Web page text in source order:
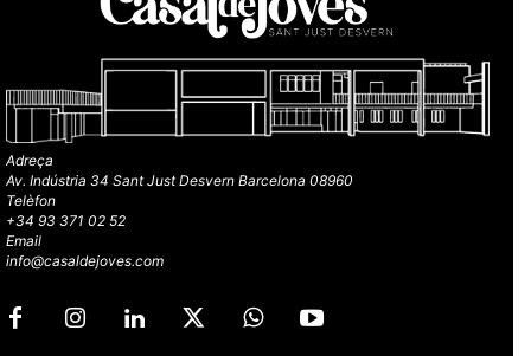
Adreça
Av. Indústria 34 Sant Just Desvern Barcelona 08960
Telèfon
+34 93 371 02 52
Email
info@casaldejoves.com